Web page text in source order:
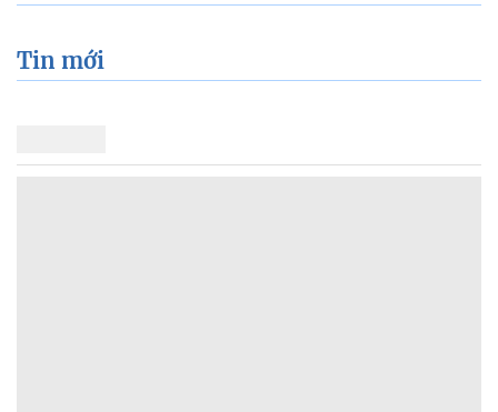
Tin mới